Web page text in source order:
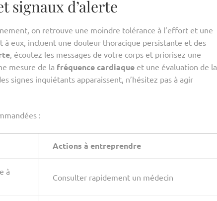
signaux d’alerte
on retrouve une moindre tolérance à l’effort et une
à eux, incluent une douleur thoracique persistante et des
, écoutez les messages de votre corps et priorisez une
mesure de la fréquence cardiaque et une évaluation de la
signes inquiétants apparaissent, n’hésitez pas à agir
:
Actions à entreprendre
à
Consulter rapidement un médecin